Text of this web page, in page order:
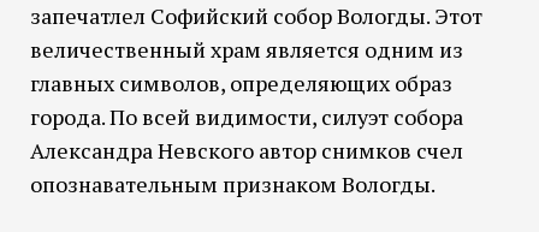
запечатлел Софийский собор Вологды. Этот
величественный храм является одним из
главных символов, определяющих образ
города. По всей видимости, силуэт собора
Александра Невского автор снимков счел
опознавательным признаком Вологды.